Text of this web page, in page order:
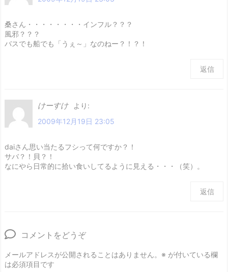
桑さん・・・・・・・・インフル？？？
風邪？？？
バスでも船でも「うぇ～」なのねー？！？！
返信
けーすけ
より:
2009年12月19日 23:05
daiさん思い当たるフシって何ですか？！
サバ？！貝？！
なにやら日常的に拾い食いしてるように見える・・・（笑）。
返信
コメントをどうぞ
メールアドレスが公開されることはありません。 ※ が付いている欄
は必須項目です